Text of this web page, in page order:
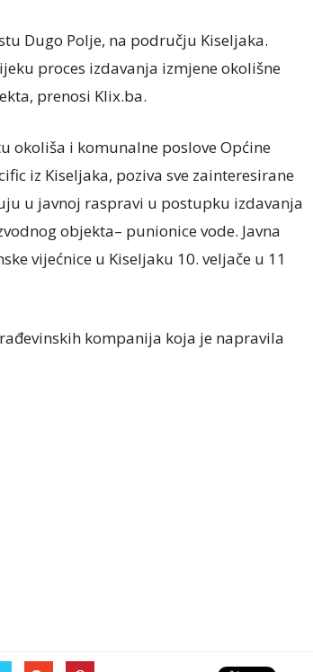
Dugo Polje, na području Kiseljaka.
proces izdavanja izmjene okolišne
prenosi Klix.ba.
okoliša i komunalne poslove Općine
iz Kiseljaka, poziva sve zainteresirane
u javnoj raspravi u postupku izdavanja
objekta– punionice vode. Javna
vijećnice u Kiseljaku 10. veljače u 11
kompanija koja je napravila